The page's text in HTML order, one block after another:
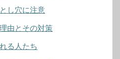
し穴に注意
由とその対策
る人たち